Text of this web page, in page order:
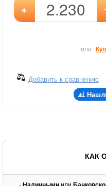
+
или
Добавить к сравнению
КАК
- или